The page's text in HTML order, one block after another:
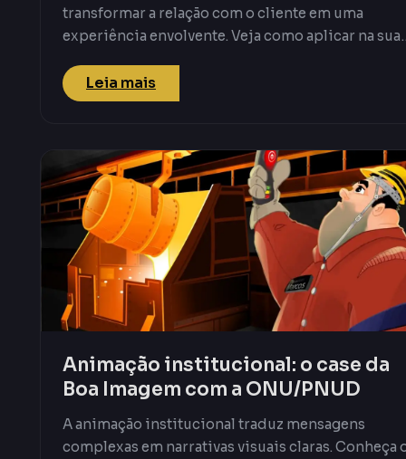
transformar a relação com o cliente em uma
experiência envolvente. Veja como aplicar na sua
Leia mais
Animação institucional: o case da
Boa Imagem com a ONU/PNUD
A animação institucional traduz mensagens
complexas em narrativas visuais claras. Conheça